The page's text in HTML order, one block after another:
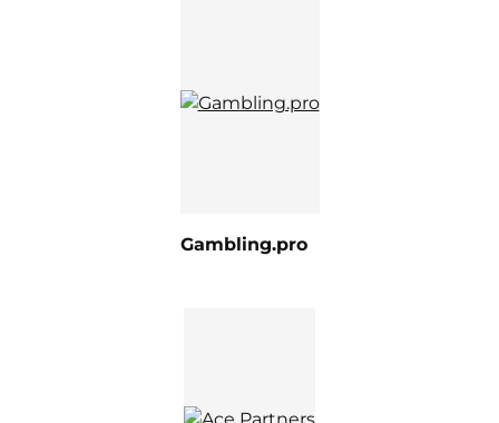
Gambling.pro